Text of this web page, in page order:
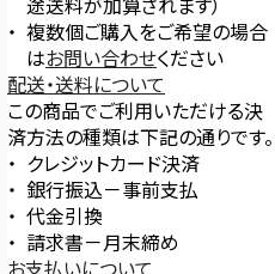
複数個ご購入をご希望の場合
はお問い合わせください
配送・送料について
この商品でご利用いただける決
済方法の種類は下記の通りです。
クレジットカード決済
銀行振込－事前支払
代金引換
請求書－月末締め